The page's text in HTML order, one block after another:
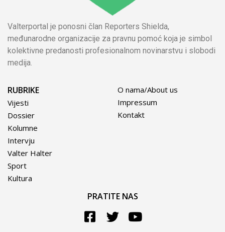
Valterportal je ponosni član Reporters Shielda,
međunarodne organizacije za pravnu pomoć koja je simbol
kolektivne predanosti profesionalnom novinarstvu i slobodi
medija.
RUBRIKE
Vijesti
Dossier
Kolumne
Intervju
Valter Halter
Sport
Kultura
O nama/About us
Impressum
Kontakt
PRATITE NAS